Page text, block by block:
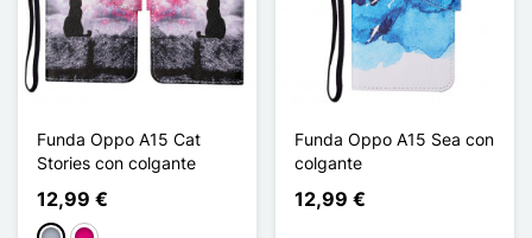
Funda Oppo A15 Cat
Stories con colgante
12,99 €
Funda Oppo A15 Sea con
colgante
12,99 €